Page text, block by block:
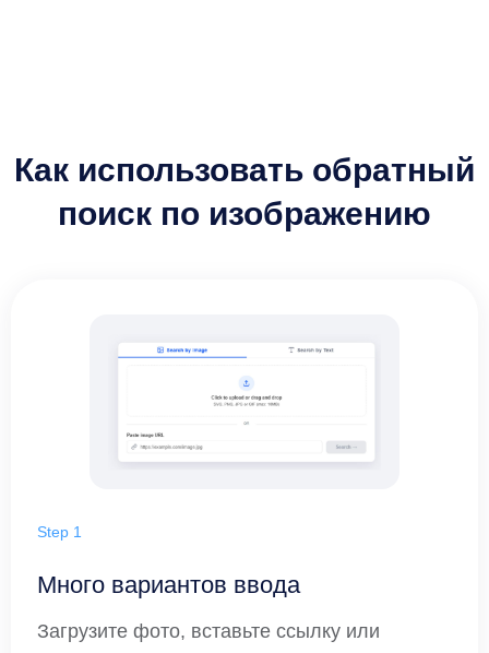
Как использовать обратный
поиск по изображению
Step 1
Много вариантов ввода
Загрузите фото, вставьте ссылку или